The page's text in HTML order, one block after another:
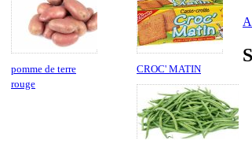
pomme de terre
rouge
CROC' MATIN